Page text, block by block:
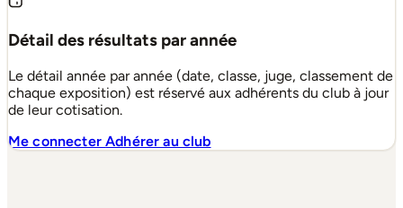
Détail des résultats par année
Le détail année par année (date, classe, juge, classement de
chaque exposition) est réservé aux adhérents du club à jour
de leur cotisation.
Me connecterAdhérer au club